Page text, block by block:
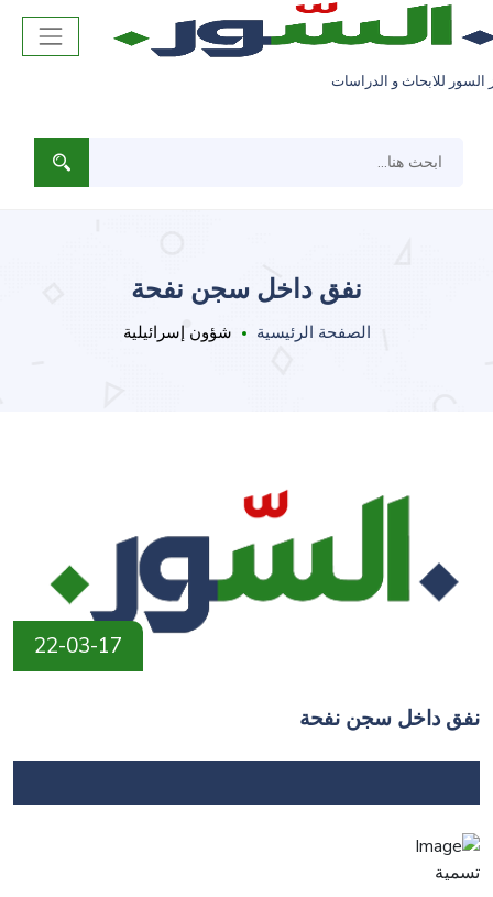
السور للابحاث و الدراسات
نفق داخل سجن نفحة
الصفحة الرئيسية شؤون إسرائيلية
22-03-17
نفق داخل سجن نفحة
تسمية